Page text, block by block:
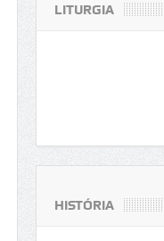
LITURGIA
HISTÓRIA